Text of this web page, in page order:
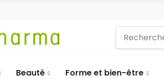
Beauté Forme et bien-être